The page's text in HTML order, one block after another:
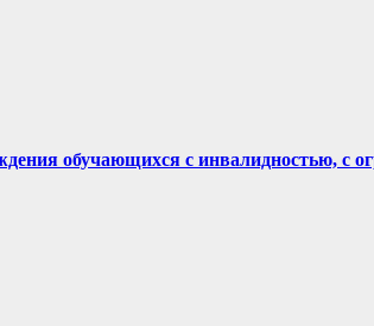
обучающихся с инвалидностью, с